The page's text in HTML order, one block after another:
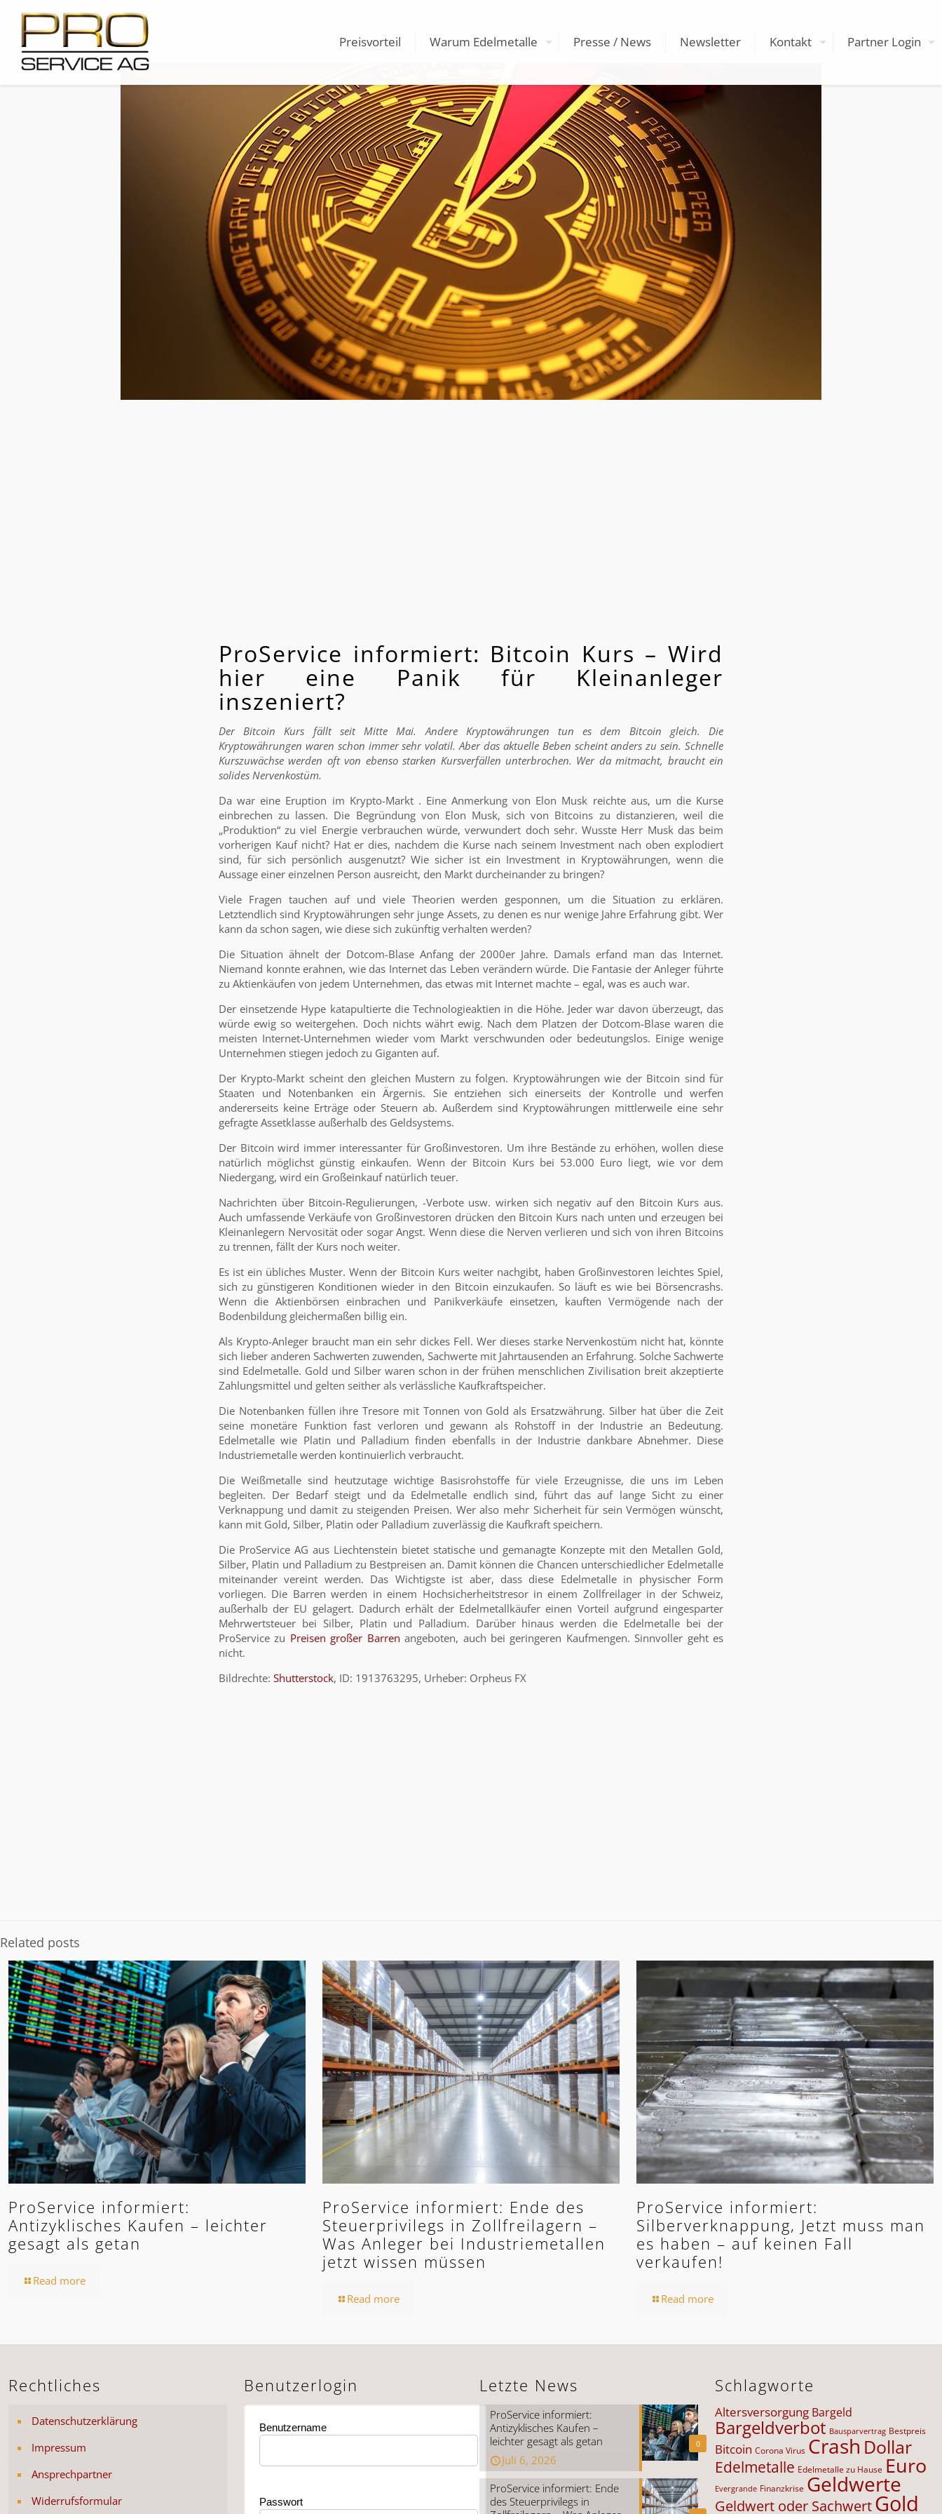
Preisvorteil Warum Edelmetalle Presse / News Newsletter Kontakt Partner Login
ProService informiert: Bitcoin Kurs – Wird
hier eine Panik für Kleinanleger
inszeniert?
Der Bitcoin Kurs fällt seit Mitte Mai. Andere Kryptowährungen tun es dem Bitcoin gleich. Die
Kryptowährungen waren schon immer sehr volatil. Aber das aktuelle Beben scheint anders zu sein. Schnelle
Kurszuwächse werden oft von ebenso starken Kursverfällen unterbrochen. Wer da mitmacht, braucht ein
solides Nervenkostüm.
Da war eine Eruption im Krypto-Markt . Eine Anmerkung von Elon Musk reichte aus, um die Kurse
einbrechen zu lassen. Die Begründung von Elon Musk, sich von Bitcoins zu distanzieren, weil die
„Produktion“ zu viel Energie verbrauchen würde, verwundert doch sehr. Wusste Herr Musk das beim
vorherigen Kauf nicht? Hat er dies, nachdem die Kurse nach seinem Investment nach oben explodiert
sind, für sich persönlich ausgenutzt? Wie sicher ist ein Investment in Kryptowährungen, wenn die
Aussage einer einzelnen Person ausreicht, den Markt durcheinander zu bringen?
Viele Fragen tauchen auf und viele Theorien werden gesponnen, um die Situation zu erklären.
Letztendlich sind Kryptowährungen sehr junge Assets, zu denen es nur wenige Jahre Erfahrung gibt. Wer
kann da schon sagen, wie diese sich zukünftig verhalten werden?
Die Situation ähnelt der Dotcom-Blase Anfang der 2000er Jahre. Damals erfand man das Internet.
Niemand konnte erahnen, wie das Internet das Leben verändern würde. Die Fantasie der Anleger führte
zu Aktienkäufen von jedem Unternehmen, das etwas mit Internet machte – egal, was es auch war.
Der einsetzende Hype katapultierte die Technologieaktien in die Höhe. Jeder war davon überzeugt, das
würde ewig so weitergehen. Doch nichts währt ewig. Nach dem Platzen der Dotcom-Blase waren die
meisten Internet-Unternehmen wieder vom Markt verschwunden oder bedeutungslos. Einige wenige
Unternehmen stiegen jedoch zu Giganten auf.
Der Krypto-Markt scheint den gleichen Mustern zu folgen. Kryptowährungen wie der Bitcoin sind für
Staaten und Notenbanken ein Ärgernis. Sie entziehen sich einerseits der Kontrolle und werfen
andererseits keine Erträge oder Steuern ab. Außerdem sind Kryptowährungen mittlerweile eine sehr
gefragte Assetklasse außerhalb des Geldsystems.
Der Bitcoin wird immer interessanter für Großinvestoren. Um ihre Bestände zu erhöhen, wollen diese
natürlich möglichst günstig einkaufen. Wenn der Bitcoin Kurs bei 53.000 Euro liegt, wie vor dem
Niedergang, wird ein Großeinkauf natürlich teuer.
Nachrichten über Bitcoin-Regulierungen, -Verbote usw. wirken sich negativ auf den Bitcoin Kurs aus.
Auch umfassende Verkäufe von Großinvestoren drücken den Bitcoin Kurs nach unten und erzeugen bei
Kleinanlegern Nervosität oder sogar Angst. Wenn diese die Nerven verlieren und sich von ihren Bitcoins
zu trennen, fällt der Kurs noch weiter.
Es ist ein übliches Muster. Wenn der Bitcoin Kurs weiter nachgibt, haben Großinvestoren leichtes Spiel,
sich zu günstigeren Konditionen wieder in den Bitcoin einzukaufen. So läuft es wie bei Börsencrashs.
Wenn die Aktienbörsen einbrachen und Panikverkäufe einsetzen, kauften Vermögende nach der
Bodenbildung gleichermaßen billig ein.
Als Krypto-Anleger braucht man ein sehr dickes Fell. Wer dieses starke Nervenkostüm nicht hat, könnte
sich lieber anderen Sachwerten zuwenden, Sachwerte mit Jahrtausenden an Erfahrung. Solche Sachwerte
sind Edelmetalle. Gold und Silber waren schon in der frühen menschlichen Zivilisation breit akzeptierte
Zahlungsmittel und gelten seither als verlässliche Kaufkraftspeicher.
Die Notenbanken füllen ihre Tresore mit Tonnen von Gold als Ersatzwährung. Silber hat über die Zeit
seine monetäre Funktion fast verloren und gewann als Rohstoff in der Industrie an Bedeutung.
Edelmetalle wie Platin und Palladium finden ebenfalls in der Industrie dankbare Abnehmer. Diese
Industriemetalle werden kontinuierlich verbraucht.
Die Weißmetalle sind heutzutage wichtige Basisrohstoffe für viele Erzeugnisse, die uns im Leben
begleiten. Der Bedarf steigt und da Edelmetalle endlich sind, führt das auf lange Sicht zu einer
Verknappung und damit zu steigenden Preisen. Wer also mehr Sicherheit für sein Vermögen wünscht,
kann mit Gold, Silber, Platin oder Palladium zuverlässig die Kaufkraft speichern.
Die ProService AG aus Liechtenstein bietet statische und gemanagte Konzepte mit den Metallen Gold,
Silber, Platin und Palladium zu Bestpreisen an. Damit können die Chancen unterschiedlicher Edelmetalle
miteinander vereint werden. Das Wichtigste ist aber, dass diese Edelmetalle in physischer Form
vorliegen. Die Barren werden in einem Hochsicherheitstresor in einem Zollfreilager in der Schweiz,
außerhalb der EU gelagert. Dadurch erhält der Edelmetallkäufer einen Vorteil aufgrund eingesparter
Mehrwertsteuer bei Silber, Platin und Palladium. Darüber hinaus werden die Edelmetalle bei der
ProService zu Preisen großer Barren angeboten, auch bei geringeren Kaufmengen. Sinnvoller geht es
nicht.
Bildrechte: Shutterstock, ID: 1913763295, Urheber: Orpheus FX
Related posts
ProService informiert:
Antizyklisches Kaufen – leichter
gesagt als getan
Read more
ProService informiert: Ende des
Steuerprivilegs in Zollfreilagern –
Was Anleger bei Industriemetallen
jetzt wissen müssen
Read more
ProService informiert:
Silberverknappung, Jetzt muss man
es haben – auf keinen Fall
verkaufen!
Read more
Rechtliches
Datenschutzerklärung
Impressum
Ansprechpartner
Widerrufsformular
Benutzerlogin
Benutzername
Passwort
Letzte News
0
ProService informiert:
Antizyklisches Kaufen –
leichter gesagt als getan
Juli 6, 2026
ProService informiert: Ende
des Steuerprivilegs in
Schlagworte
Altersversorgung Bargeld
Bargeldverbot Bausparvertrag Bestpreis
Bitcoin Corona Virus Crash Dollar
Edelmetalle Edelmetalle zu Hause Euro
Evergrande Finanzkrise Geldwerte
Geldwert oder SachwertGold